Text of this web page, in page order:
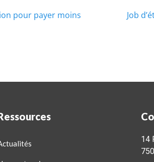
pour payer moins
Job
14